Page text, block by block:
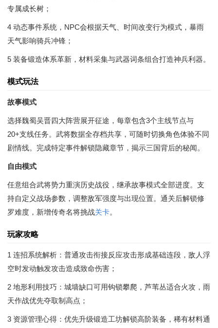
专属成长树；
4 动态事件系统，NPC会根据天气、时间改变行为模式，暴雨
天气影响骑兵冲锋；
5 装备锻造体系革新，材料采集与武器词条组合打造神兵利器。
模式玩法
故事模式
选择魏蜀吴晋四大阵营展开征途，每章包含3个主线节点与
20+支线任务。武将数据全存档共享，可随时切换角色体验不同
剧情线。完成特定事件解锁隐藏章节，揭示三国背后的秘闻。
自由模式
任意组合武将势力重演历史战役，继承故事模式全部进度。支
持自定义战场参数，调整敌军强度与出现位置。通关后解锁修
罗难度，新增传奇名将挑战关卡。
玩家攻略
1 连招系统解析：普通攻击衔接反应攻击形成基础连段，敌人浮
空时发动触发攻击造成致命伤害；
2 地形利用技巧：城墙缺口可用钩锁攀爬，芦苇丛适合火攻，雨
天作战优先夺取制高点；
3 资源管理心得：优先升级锻造工坊解锁高阶装备，稀有材料通